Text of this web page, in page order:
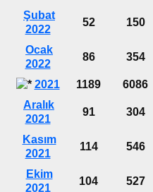
Şubat
2022
52 150
Ocak
2022
86 354
2021 1189 6086
Aralık
2021
91 304
Kasım
2021
114 546
Ekim
2021
104 527